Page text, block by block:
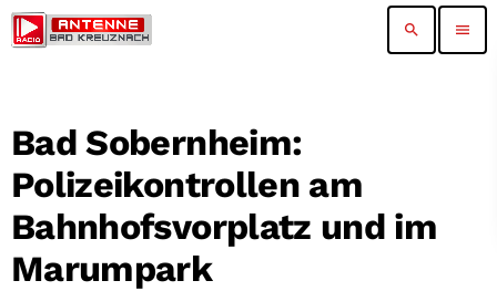
search menu
Bad Sobernheim:
Polizeikontrollen am
Bahnhofsvorplatz und im
Marumpark